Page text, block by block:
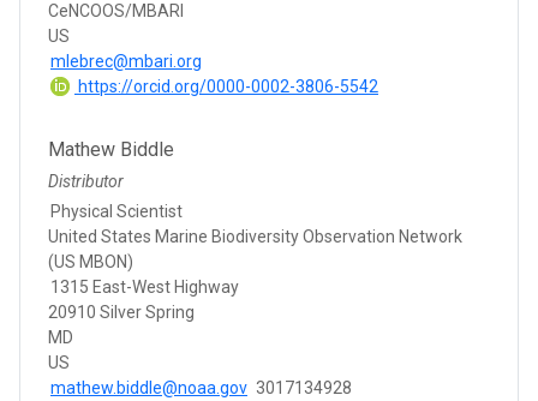
CeNCOOS/MBARI
US
mlebrec@mbari.org
https://orcid.org/0000-0002-3806-5542
Mathew Biddle
Distributor
Physical Scientist
United States Marine Biodiversity Observation Network
(US MBON)
1315 East-West Highway
20910 Silver Spring
MD
US
mathew.biddle@noaa.gov 3017134928